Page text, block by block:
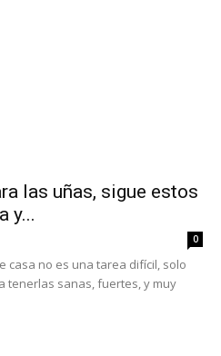
las uñas, sigue estos
y...
0
casa no es una tarea difícil, solo
tenerlas sanas, fuertes, y muy